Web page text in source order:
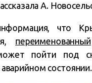
А.
что
переименованный
пойти под
состоянии.